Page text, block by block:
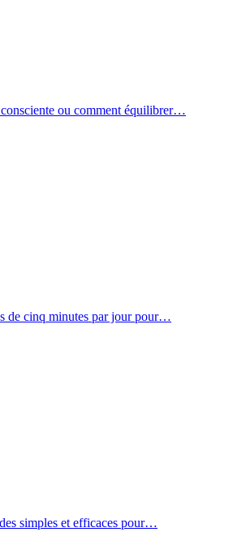
ou comment équilibrer…
de cinq minutes par jour pour…
simples et efficaces pour…